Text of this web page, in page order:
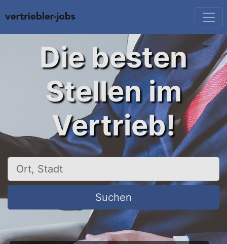
Die besten
Stellen im
Vertrieb!
Ort, Stadt
Suchen